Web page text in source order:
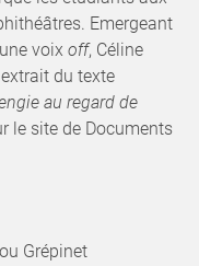
Emergeant
voix off, Céline
du texte
au regard de
le site de Documents
Grépinet